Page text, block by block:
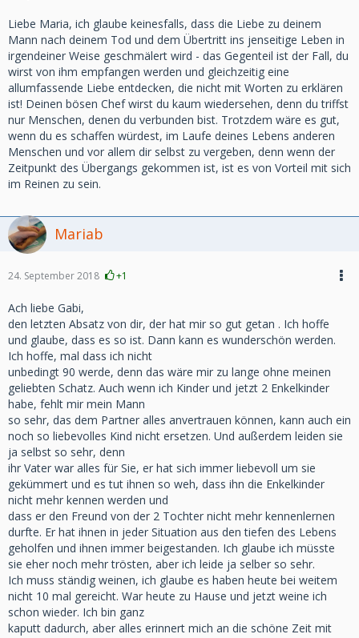
Liebe Maria, ich glaube keinesfalls, dass die Liebe zu deinem
Mann nach deinem Tod und dem Übertritt ins jenseitige Leben in
irgendeiner Weise geschmälert wird - das Gegenteil ist der Fall, du
wirst von ihm empfangen werden und gleichzeitig eine
allumfassende Liebe entdecken, die nicht mit Worten zu erklären
ist! Deinen bösen Chef wirst du kaum wiedersehen, denn du triffst
nur Menschen, denen du verbunden bist. Trotzdem wäre es gut,
wenn du es schaffen würdest, im Laufe deines Lebens anderen
Menschen und vor allem dir selbst zu vergeben, denn wenn der
Zeitpunkt des Übergangs gekommen ist, ist es von Vorteil mit sich
im Reinen zu sein.
Mariab
24. September 2018 +1
Ach liebe Gabi,
den letzten Absatz von dir, der hat mir so gut getan . Ich hoffe
und glaube, dass es so ist. Dann kann es wunderschön werden.
Ich hoffe, mal dass ich nicht
unbedingt 90 werde, denn das wäre mir zu lange ohne meinen
geliebten Schatz. Auch wenn ich Kinder und jetzt 2 Enkelkinder
habe, fehlt mir mein Mann
so sehr, das dem Partner alles anvertrauen können, kann auch ein
noch so liebevolles Kind nicht ersetzen. Und außerdem leiden sie
ja selbst so sehr, denn
ihr Vater war alles für Sie, er hat sich immer liebevoll um sie
gekümmert und es tut ihnen so weh, dass ihn die Enkelkinder
nicht mehr kennen werden und
dass er den Freund von der 2 Tochter nicht mehr kennenlernen
durfte. Er hat ihnen in jeder Situation aus den tiefen des Lebens
geholfen und ihnen immer beigestanden. Ich glaube ich müsste
sie eher noch mehr trösten, aber ich leide ja selber so sehr.
Ich muss ständig weinen, ich glaube es haben heute bei weitem
nicht 10 mal gereicht. War heute zu Hause und jetzt weine ich
schon wieder. Ich bin ganz
kaputt dadurch, aber alles erinnert mich an die schöne Zeit mit